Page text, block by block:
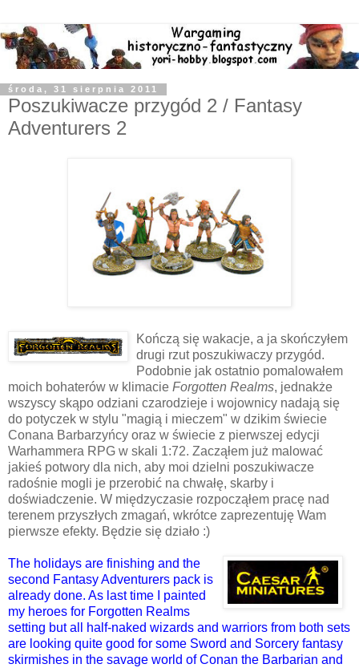
środa, 31 sierpnia 2011
Poszukiwacze przygód 2 / Fantasy
Adventurers 2
Kończą się wakacje, a ja skończyłem
drugi rzut poszukiwaczy przygód.
Podobnie jak ostatnio pomalowałem
moich bohaterów w klimacie Forgotten Realms, jednakże
wszyscy skąpo odziani czarodzieje i wojownicy nadają się
do potyczek w stylu "magią i mieczem" w dzikim świecie
Conana Barbarzyńcy oraz w świecie z pierwszej edycji
Warhammera RPG w skali 1:72. Zacząłem już malować
jakieś potwory dla nich, aby moi dzielni poszukiwacze
radośnie mogli je przerobić na chwałę, skarby i
doświadczenie. W międzyczasie rozpocząłem pracę nad
terenem przyszłych zmagań, wkrótce zaprezentuję Wam
pierwsze efekty. Będzie się działo :)
The holidays are finishing and the
second Fantasy Adventurers pack is
already done. As last time I painted
my heroes for Forgotten Realms
setting but all half-naked wizards and warriors from both sets
are looking quite good for some Sword and Sorcery fantasy
skirmishes in the savage world of Conan the Barbarian and